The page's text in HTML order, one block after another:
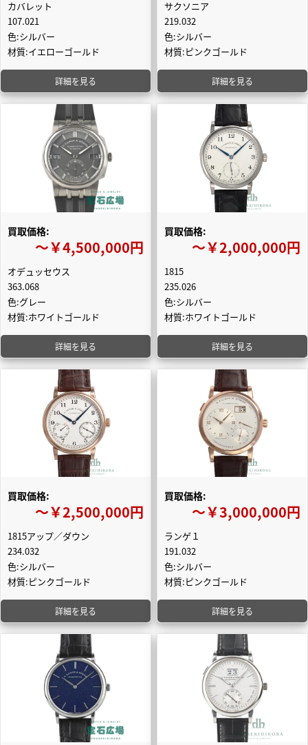
カバレット
107.021
色:シルバー
材質:イエローゴールド
詳細を見る
サクソニア
219.032
色:シルバー
材質:ピンクゴールド
詳細を見る
買取価格:
〜￥4,500,000円
オデュッセウス
363.068
色:グレー
材質:ホワイトゴールド
詳細を見る
買取価格:
〜￥2,000,000円
1815
235.026
色:シルバー
材質:ホワイトゴールド
詳細を見る
買取価格:
〜￥2,500,000円
1815アップ／ダウン
234.032
色:シルバー
材質:ピンクゴールド
詳細を見る
買取価格:
〜￥3,000,000円
ランゲ１
191.032
色:シルバー
材質:ピンクゴールド
詳細を見る